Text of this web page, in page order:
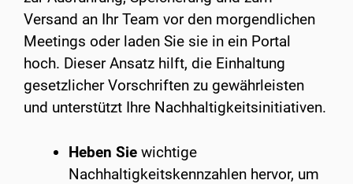
Versand an Ihr Team vor den morgendlichen
Meetings oder laden Sie sie in ein Portal
hoch. Dieser Ansatz hilft, die Einhaltung
gesetzlicher Vorschriften zu gewährleisten
und unterstützt Ihre Nachhaltigkeitsinitiativen.
Heben Sie wichtige
Nachhaltigkeitskennzahlen hervor, um